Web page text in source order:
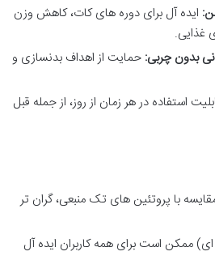
ایده آل برای دوره های کات، کاهش وزن
غذایی.
بدون چربی: حمایت از اهداف بدنسازی و
استفاده در هر زمان از روز، از جمله قبل
با پروتئین های تک منبعی، گران تر
ممکن است برای همه کاربران ایده آل